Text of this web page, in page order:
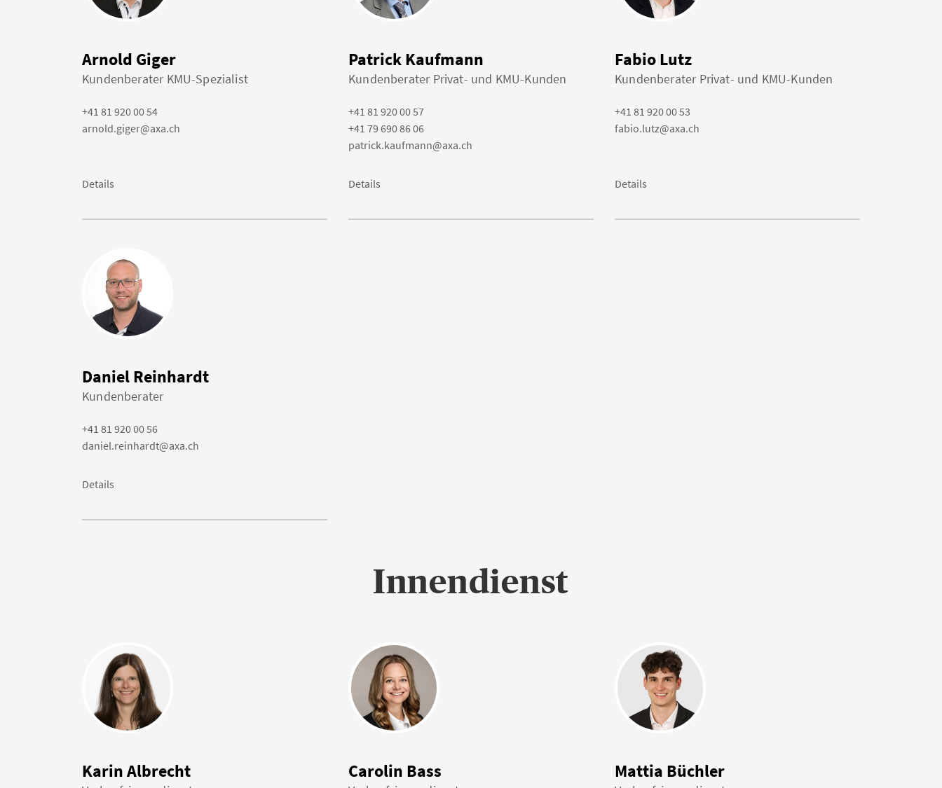
Arnold Giger
Kundenberater KMU-Spezialist
+41 81 920 00 54
arnold.giger@axa.ch
Details
Patrick Kaufmann
Kundenberater Privat- und KMU-Kunden
+41 81 920 00 57
+41 79 690 86 06
patrick.kaufmann@axa.ch
Details
Fabio Lutz
Kundenberater Privat- und KMU-Kunden
+41 81 920 00 53
fabio.lutz@axa.ch
Details
Daniel Reinhardt
Kundenberater
+41 81 920 00 56
daniel.reinhardt@axa.ch
Details
Innendienst
Karin Albrecht Carolin Bass Mattia Büchler